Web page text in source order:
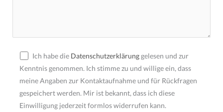
Ich habe die Datenschutzerklärunggelesen und zur
Kenntnis genommen. Ich stimme zu und willige ein, dass
meine Angaben zur Kontaktaufnahme und für Rückfragen
gespeichert werden. Mir ist bekannt, dass ich diese
Einwilligung jederzeit formlos widerrufen kann.